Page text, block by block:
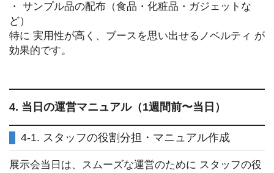
・ サンプル品の配布（食品・化粧品・ガジェットな
ど）
特に 実用性が高く、ブースを思い出せるノベルティ が
効果的です。
4. 当日の運営マニュアル（1週間前〜当日）
4-1. スタッフの役割分担・マニュアル作成
展示会当日は、スムーズな運営のために スタッフの役